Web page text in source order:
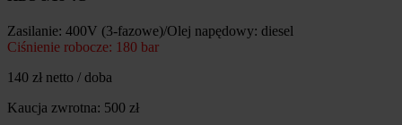
Zasilanie: 400V (3-fazowe)/Olej napędowy: diesel
Ciśnienie robocze: 180 bar
140 zł netto / doba
Kaucja zwrotna: 500 zł